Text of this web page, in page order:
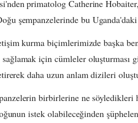
primatolog Catherine
şempanzelerinde bu
kurma biçimlerimizde başka
için cümleler oluşturması
daha uzun anlam dizileri
birbirlerine ne
istek olabileceğinden